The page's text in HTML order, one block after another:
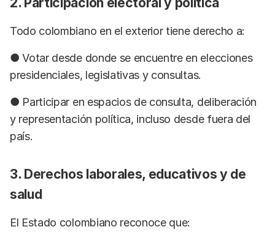
Todo colombiano en el exterior tiene derecho a:
● Votar desde donde se encuentre en elecciones
presidenciales, legislativas y consultas.
● Participar en espacios de consulta, deliberación
y representación política, incluso desde fuera del
país.
3. Derechos laborales, educativos y de
salud
El Estado colombiano reconoce que: